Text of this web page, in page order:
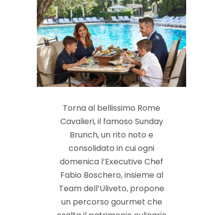
Torna al bellissimo Rome
Cavalieri, il famoso Sunday
Brunch, un rito noto e
consolidato in cui ogni
domenica l’Executive Chef
Fabio Boschero, insieme al
Team dell’Uliveto, propone
un percorso gourmet che